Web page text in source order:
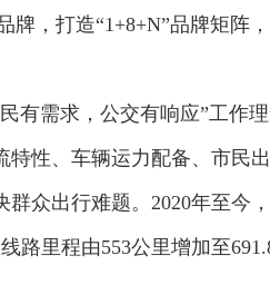
牌，打造“1+8+N”品牌矩阵
有需求，公交有响应”工作
特性、车辆运力配备、市民
众出行难题。2020年至今
路里程由553公里增加至